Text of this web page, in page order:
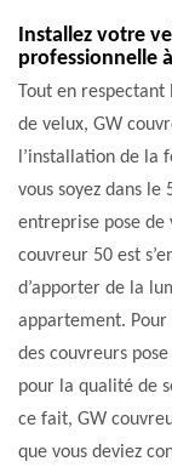
Installez votre
professionnelle
Tout en
de velux, GW
l’installation de
vous soyez dans le
entreprise pose de
couvreur 50 est
d’apporter de la
appartement.
des couvreurs
pour la qualité de
ce fait, GW
que vous deviez